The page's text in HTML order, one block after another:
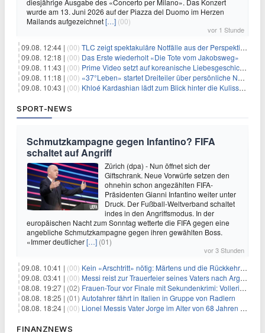
wurde am 13. Juni 2026 auf der Piazza del Duomo im Herzen
Mailands aufgezeichnet[…] (00)
vor 1 Stunde
09.08. 12:44 | (00) TLC zeigt spektakuläre Notfälle aus der Perspektive der Patienten
09.08. 12:18 | (00) Das Erste wiederholt «Die Tote vom Jakobsweg»
09.08. 11:43 | (00) Prime Video setzt auf koreanische Liebesgeschichte
09.08. 11:18 | (00) «37°Leben» startet Dreiteiler über persönliche Neuanfänge
09.08. 10:43 | (00) Khloé Kardashian lädt zum Blick hinter die Kulissen ihres Freundeskreises
SPORT-NEWS
Schmutzkampagne gegen Infantino? FIFA
schaltet auf Angriff
Zürich (dpa) - Nun öffnet sich der
Giftschrank. Neue Vorwürfe setzen den
ohnehin schon angezählten FIFA-
Präsidenten Gianni Infantino weiter unter
Druck. Der Fußball-Weltverband schaltet
indes in den Angriffsmodus. In der
europäischen Nacht zum Sonntag wetterte die FIFA gegen eine
angebliche Schmutzkampagne gegen ihren gewählten Boss.
«Immer deutlicher[…] (01)
vor 3 Stunden
09.08. 10:41 | (00) Kein «Arschtritt» nötig: Märtens und die Rückkehr nach Paris
09.08. 03:41 | (00) Messi reist zur Trauerfeier seines Vaters nach Argentinien
08.08. 19:27 | (02) Frauen-Tour vor Finale mit Sekundenkrimi: Vollering in Gelb
08.08. 18:25 | (01) Autofahrer fährt in Italien in Gruppe von Radlern
08.08. 18:24 | (00) Lionel Messis Vater Jorge im Alter von 68 Jahren gestorben
FINANZNEWS